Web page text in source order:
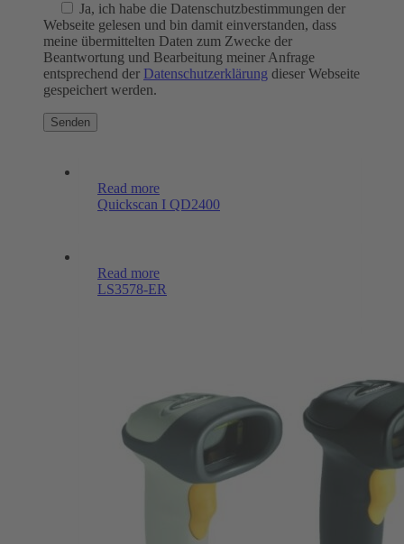
Ja, ich habe die Datenschutzbestimmungen der
Webseite gelesen und bin damit einverstanden, dass
meine übermittelten Daten zum Zwecke der
Beantwortung und Bearbeitung meiner Anfrage
entsprechend der Datenschutzerklärung dieser Webseite
gespeichert werden.
Read more
Quickscan I QD2400
Read more
LS3578-ER